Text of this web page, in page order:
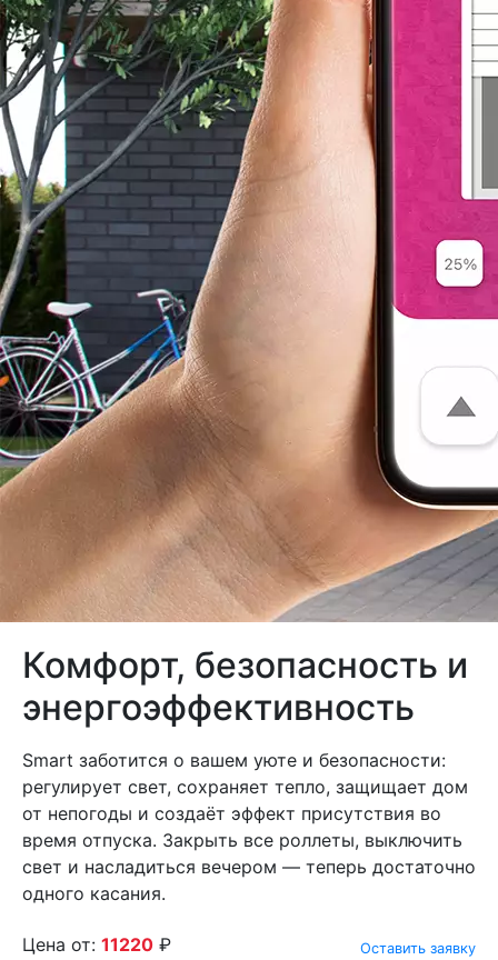
Комфорт, безопасность и
энергоэффективность
Smart заботится о вашем уюте и безопасности:
регулирует свет, сохраняет тепло, защищает дом
от непогоды и создаёт эффект присутствия во
время отпуска. Закрыть все роллеты, выключить
свет и насладиться вечером — теперь достаточно
одного касания.
Цена от: 11220₽ Оставить заявку